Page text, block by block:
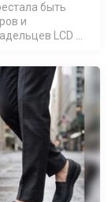
быть
и
LCD и